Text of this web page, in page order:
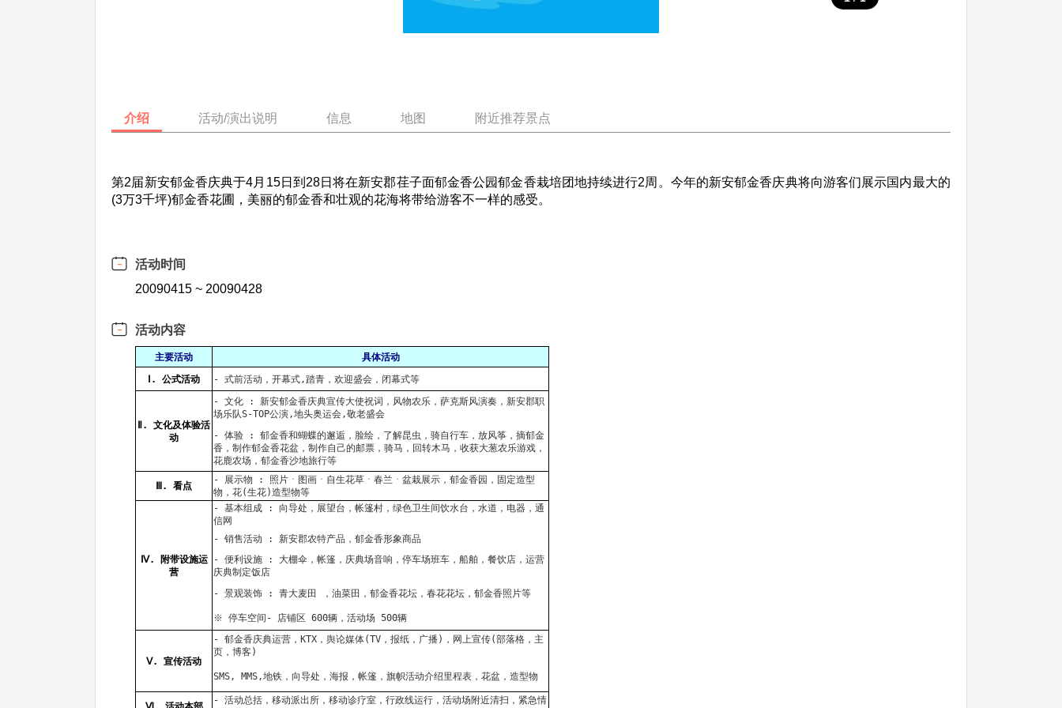
介绍 活动/演出说明 信息 地图 附近推荐景点
第2届新安郁金香庆典于4月15日到28日将在新安郡荏子面郁金香公园郁金香栽培团地持续进行2周。今年的新安郁金香庆典将向游客们展示国内最大的
(3万3千坪)郁金香花圃，美丽的郁金香和壮观的花海将带给游客不一样的感受。
活动时间
20090415 ~ 20090428
活动内容
主要活动
具体活动
Ⅰ. 公式活动
- 式前活动，开幕式,踏青，欢迎盛会，闭幕式等
Ⅱ. 文化及体验活
动
- 文化 : 新安郁金香庆典宣传大使祝词，风物农乐，萨克斯风演奏，新安郡职
场乐队S-TOP公演,地头奥运会,敬老盛会
- 体验 : 郁金香和蝴蝶的邂逅，脸绘，了解昆虫，骑自行车，放风筝，摘郁金
香，制作郁金香花盆，制作自己的邮票，骑马，回转木马，收获大葱农乐游戏，
花鹿农场，郁金香沙地旅行等
Ⅲ. 看点
- 展示物 : 照片ㆍ图画ㆍ自生花草ㆍ春兰ㆍ盆栽展示，郁金香园，固定造型
物，花(生花)造型物等
Ⅳ. 附带设施运
营
- 基本组成 : 向导处，展望台，帐篷村，绿色卫生间饮水台，水道，电器，通
信网
- 销售活动 : 新安郡农特产品，郁金香形象商品
- 便利设施 : 大棚伞，帐篷，庆典场音响，停车场班车，船舶，餐饮店，运营
庆典制定饭店
- 景观装饰 : 青大麦田 ，油菜田，郁金香花坛，春花花坛，郁金香照片等
※ 停车空间- 店铺区 600辆，活动场 500辆
Ⅴ. 宣传活动
- 郁金香庆典运营，KTX，舆论媒体(TV，报纸，广播)，网上宣传(部落格，主
页，博客)
SMS, MMS,地铁，向导处，海报，帐篷，旗帜活动介绍里程表，花盆，造型物
- 活动总括，移动派出所，移动诊疗室，行政线运行，活动场附近清扫，紧急情